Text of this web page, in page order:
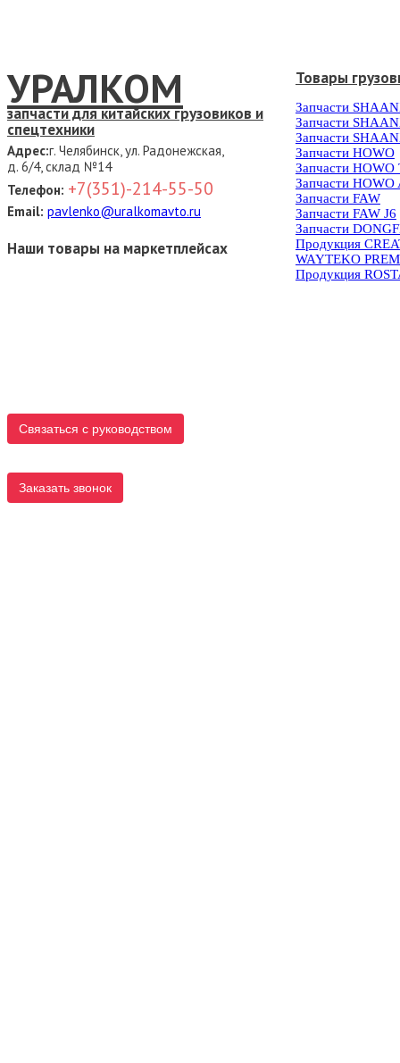
УРАЛКОМ
запчасти для китайских грузовиков и
спецтехники
Адрес:г. Челябинск, ул. Радонежская,
д. 6/4, склад №14
Телефон: +7(351)-214-55-50
Email: pavlenko@uralkomavto.ru
Наши товары на маркетплейсах
Связаться с руководством
Заказать звонок
Товары
Запчасти
Запчасти
Запчасти
Запчасти HOWO
Запчасти HOWO
Запчасти HOWO
Запчасти FAW
Запчасти FAW J6
Запчасти
Продукция
WAYTEKO
Продукция